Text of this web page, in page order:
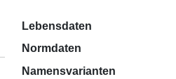
Lebensdaten
Normdaten
Namensvarianten